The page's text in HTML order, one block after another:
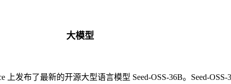
大模型
上发布了最新的开源大型语言模型 Seed-OSS-36B。Seed-